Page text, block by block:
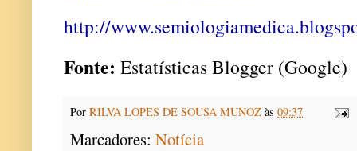
http://
Fonte: Estatísticas Blogger (Google)
Por RILVA LOPES DE SOUSA MUNOZ às 09:37
Marcadores: Notícia